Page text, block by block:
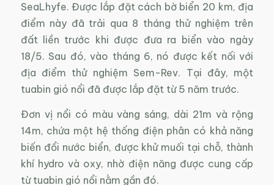
SeaLhyfe. Được lắp đặt cách bờ biển 20 km, địa
điểm này đã trải qua 8 tháng thử nghiệm trên
đất liền trước khi được đưa ra biển vào ngày
18/5. Sau đó, vào tháng 6, nó được kết nối với
địa điểm thử nghiệm Sem-Rev. Tại đây, một
tuabin gió nổi đã được lắp đặt từ 5 năm trước.
Đơn vị nổi có màu vàng sáng, dài 21m và rộng
14m, chứa một hệ thống điện phân có khả năng
biến đổi nước biển, được khử muối tại chỗ, thành
khí hydro và oxy, nhờ điện năng được cung cấp
từ tuabin gió nổi nằm gần đó.